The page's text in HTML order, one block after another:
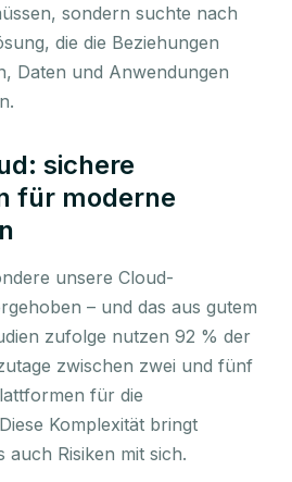
sondern suchte nach
die die Beziehungen
Daten und Anwendungen
sichere
für moderne
unsere Cloud-
– und das aus gutem
zufolge nutzen 92 % der
zwischen zwei und fünf
für die
Komplexität bringt
auch Risiken mit sich.